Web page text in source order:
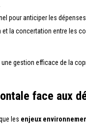
pour anticiper les
et la concertation entre les
gestion efficace de la
face aux
les enjeux